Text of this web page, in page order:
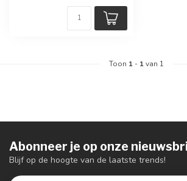
Toon 1 - 1van 1
Abonneer je op onze
Blijf op de hoogte van de laatste trends!